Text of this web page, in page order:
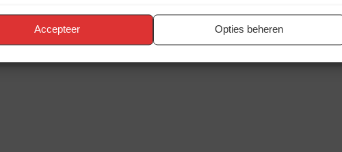
Accepteer Opties beheren